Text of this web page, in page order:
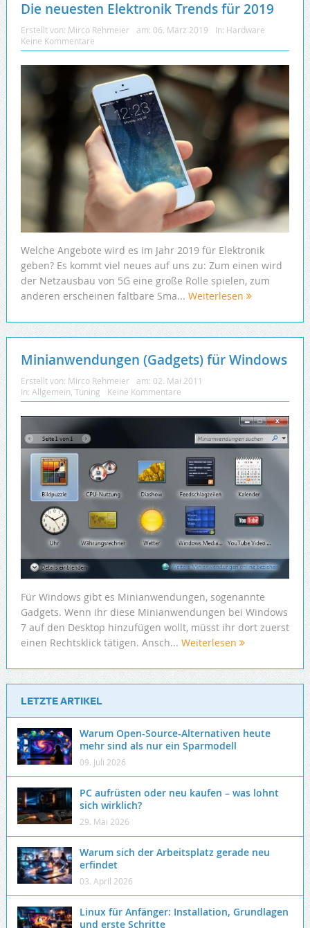
Die neuesten Elektronik Trends für 2019
Erstellt von: Mirco Rehmeier am: 06. März 2019 In: Hardware
Keine Kommentare
Welche Angebote wird es im Jahr 2019 für Elektronik
geben? Es kommt viel neues auf uns zu: Zum einen wird
der Netzausbau von 5G eine große Rolle spielen, zum
anderen erscheinen faltbare Sma... Weiterlesen
Minianwendungen (Gadgets) für Windows
Erstellt von: Mirco Rehmeier am: 02. Mai 2011
In: Allgemein Tuning Keine Kommentare
Für Windows gibt es Minianwendungen, sogenannte
Gadgets. Wenn ihr diese Minianwendungen bei Windows
7 auf den Desktop hinzufügen wollt, müsst ihr dort zuerst
einen Rechtsklick tätigen. Ansch... Weiterlesen
LETZTE ARTIKEL
Warum Open-Source-Alternativen heute
mehr sind als nur ein Sparmodell
09. Juli 2026
PC aufrüsten oder neu kaufen – was lohnt
sich wirklich?
29. Mai 2026
Warum sich der Arbeitsplatz gerade neu
erfindet
03. April 2026
Linux für Anfänger: Installation, Grundlagen
und erste Schritte